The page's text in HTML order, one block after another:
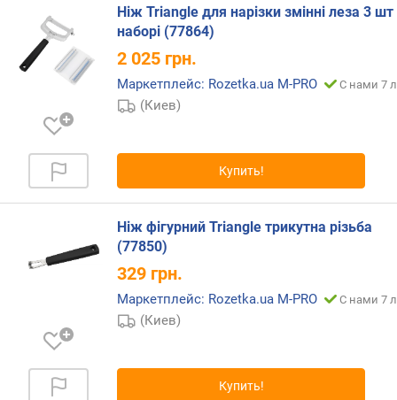
Ніж Triangle для нарізки змінні леза 3 шт
наборі (77864)
2 025 грн.
Маркетплейс: Rozetka.ua M-PRO С нами 7
(Киев)
Купить!
Ніж фігурний Triangle трикутна різьба
(77850)
329 грн.
Маркетплейс: Rozetka.ua M-PRO С нами 7
(Киев)
Купить!